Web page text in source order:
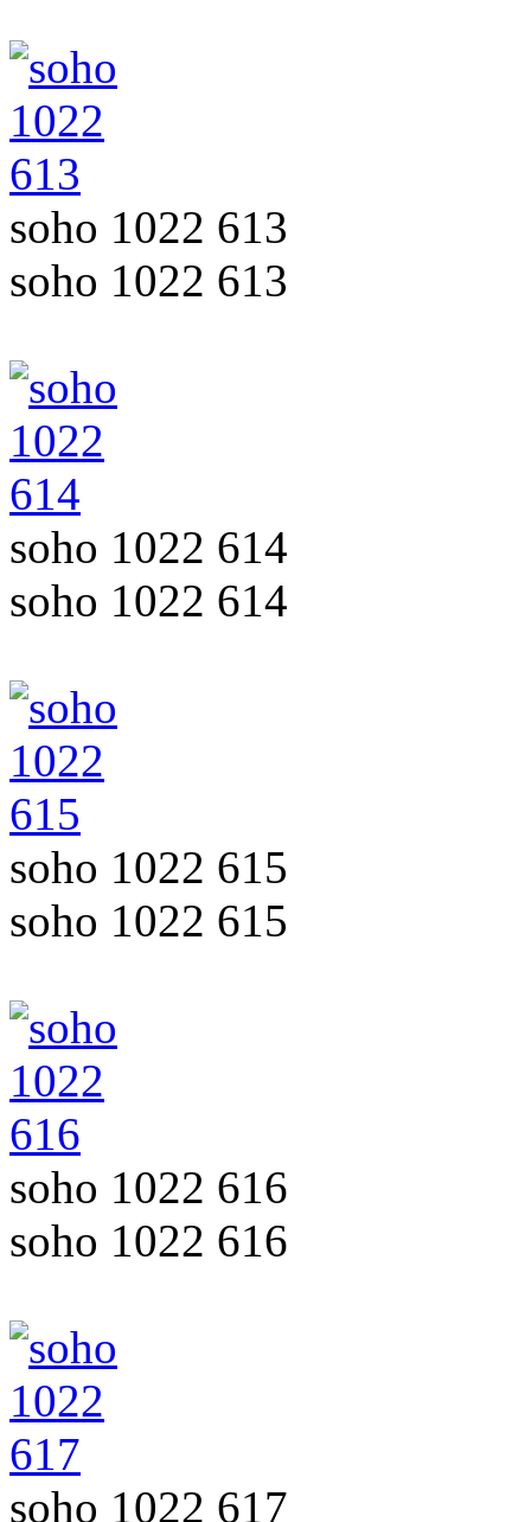
soho 1022 613
soho 1022 613
soho 1022 614
soho 1022 614
soho 1022 615
soho 1022 615
soho 1022 616
soho 1022 616
soho 1022 617